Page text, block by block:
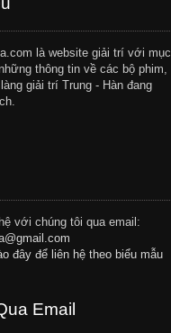
là website giải trí với mục
thông tin về các bộ phim,
giải trí Trung - Hàn đang
với chúng tôi qua email:
đây để liên hệ theo biểu mẫu
Email